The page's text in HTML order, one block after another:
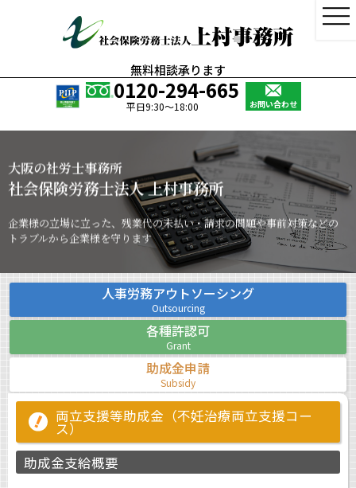
無料相談承ります
0120-294-665
平日9:30～18:00 お問い合わせ
大阪の社労士事務所
社会保険労務士法人 上村事務所
企業様の立場に立った、残業代の未払い・請求の問題や事前対策などの
トラブルから企業様を守ります
人事労務アウトソーシング
Outsourcing
各種許認可
Grant
助成金申請
Subsidy
両立支援等助成金（不妊治療両立支援コー
ス）
助成金支給概要